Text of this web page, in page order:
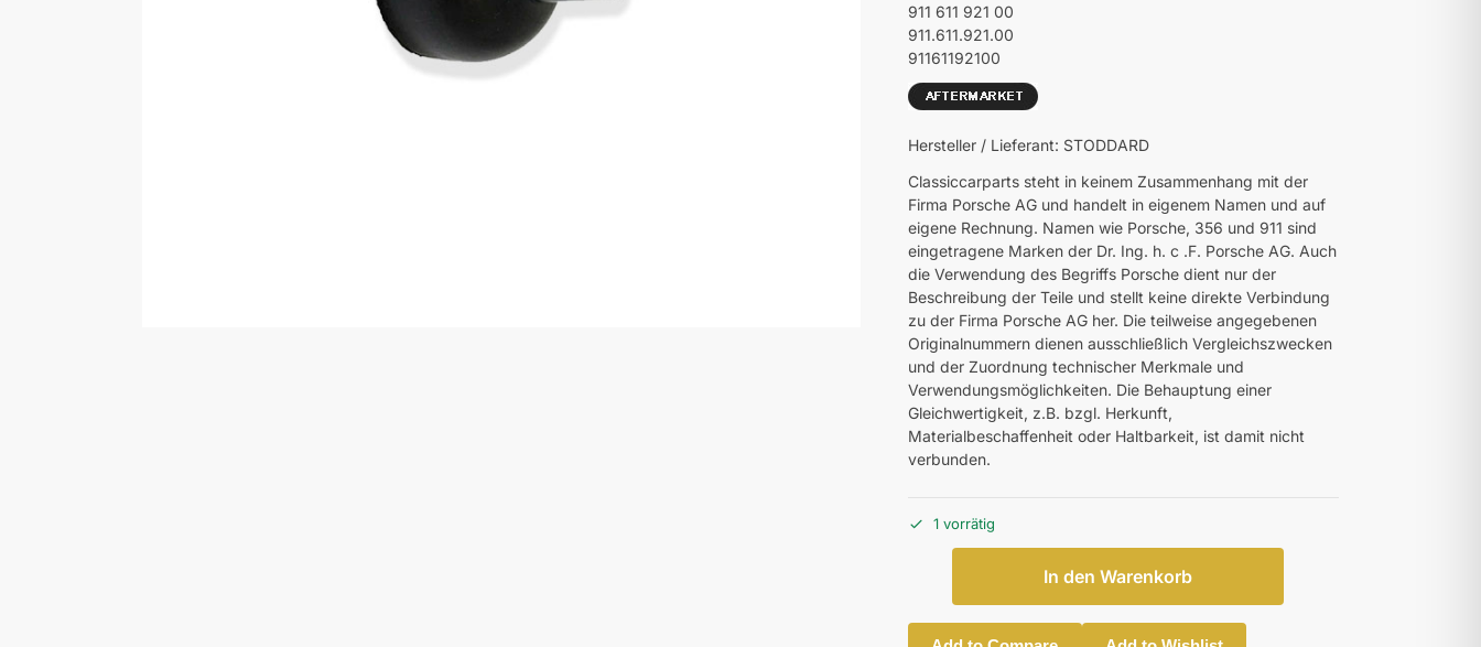
911 611 921 00
911.611.921.00
91161192100
Hersteller / Lieferant: STODDARD
Classiccarparts steht in keinem Zusammenhang mit der
Firma Porsche AG und handelt in eigenem Namen und auf
eigene Rechnung. Namen wie Porsche, 356 und 911 sind
eingetragene Marken der Dr. Ing. h. c .F. Porsche AG. Auch
die Verwendung des Begriffs Porsche dient nur der
Beschreibung der Teile und stellt keine direkte Verbindung
zu der Firma Porsche AG her. Die teilweise angegebenen
Originalnummern dienen ausschließlich Vergleichszwecken
und der Zuordnung technischer Merkmale und
Verwendungsmöglichkeiten. Die Behauptung einer
Gleichwertigkeit, z.B. bzgl. Herkunft,
Materialbeschaffenheit oder Haltbarkeit, ist damit nicht
verbunden.
1 vorrätig
In den Warenkorb